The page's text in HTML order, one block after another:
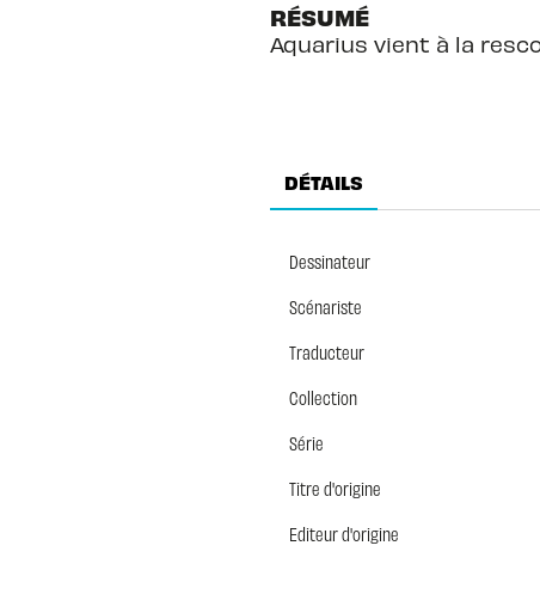
RÉSUMÉ
Aquarius vient à la
DÉTAILS
Dessinateur
Scénariste
Traducteur
Collection
Série
Titre d'origine
Editeur d'origine